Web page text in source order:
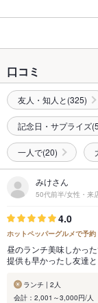
口コミ
友人・知人と(325)
記念日・サプライズ
一人で(20)
みけさん
50代前半/女性・来
4.0
ホットペッパーグルメで予約
昼のランチ美味しかった
提供も早かったし友達と
ランチ | 2人
会計：2,001～3,000円/人